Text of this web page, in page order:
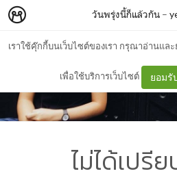
เราใช้คุ๊กกี้บนเว็บไซต์ของเรา กรุณาอ่านแล
เพื่อใช้บริการเว็บไซต์ ยอมรั
วันพรุ่งนี้ก็แล้วกัน–
ไม่ได้เปรี